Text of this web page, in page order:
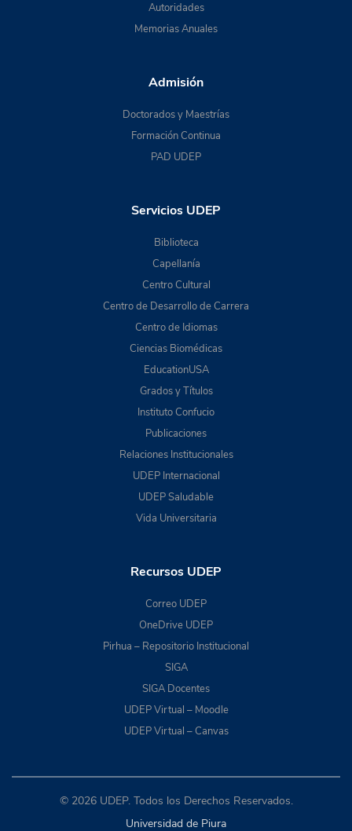
Autoridades
Memorias Anuales
Admisión
Doctorados y Maestrías
Formación Continua
PAD UDEP
Servicios UDEP
Biblioteca
Capellanía
Centro Cultural
Centro de Desarrollo de Carrera
Centro de Idiomas
Ciencias Biomédicas
EducationUSA
Grados y Títulos
Instituto Confucio
Publicaciones
Relaciones Institucionales
UDEP Internacional
UDEP Saludable
Vida Universitaria
Recursos UDEP
Correo UDEP
OneDrive UDEP
Pirhua – Repositorio Institucional
SIGA
SIGA Docentes
UDEP Virtual – Moodle
UDEP Virtual – Canvas
© 2026 UDEP. Todos los Derechos Reservados.
Universidad de Piura